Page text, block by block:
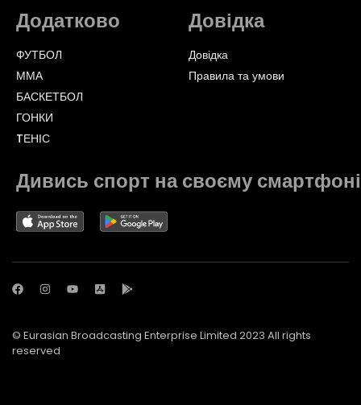
Додатково
ФУТБОЛ
ММА
БАСКЕТБОЛ
ГОНКИ
TЕНІС
Довідка
Довідка
Правила та умови
Дивись спорт на своєму смартфоні
© Eurasian Broadcasting Enterprise Limited 2023 All rights
reserved